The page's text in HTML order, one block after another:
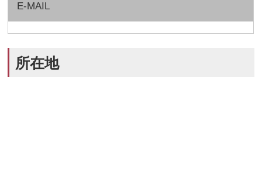
E-MAIL
所在地